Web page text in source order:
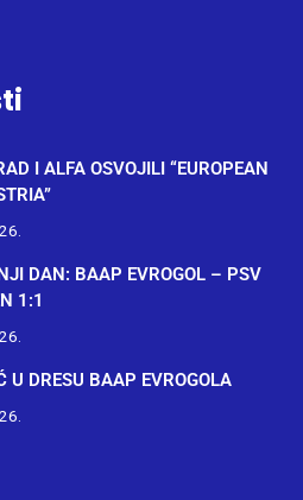
I ALFA OSVOJILI “EUROPEAN
DAN: BAAP EVROGOL – PSV
1:1
U DRESU BAAP EVROGOLA